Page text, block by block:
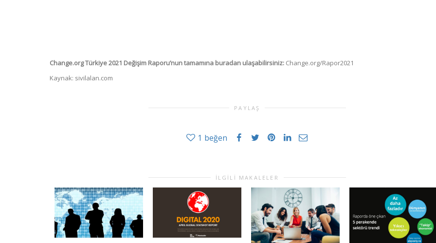
Change.org Türkiye 2021 Değişim Raporu’nun tamamına buradan ulaşabilirsiniz: Change.org/Rapor2021
Kaynak: sivilalan.com
PAYLAŞ
1 beğen
İLGILI MAKALELER